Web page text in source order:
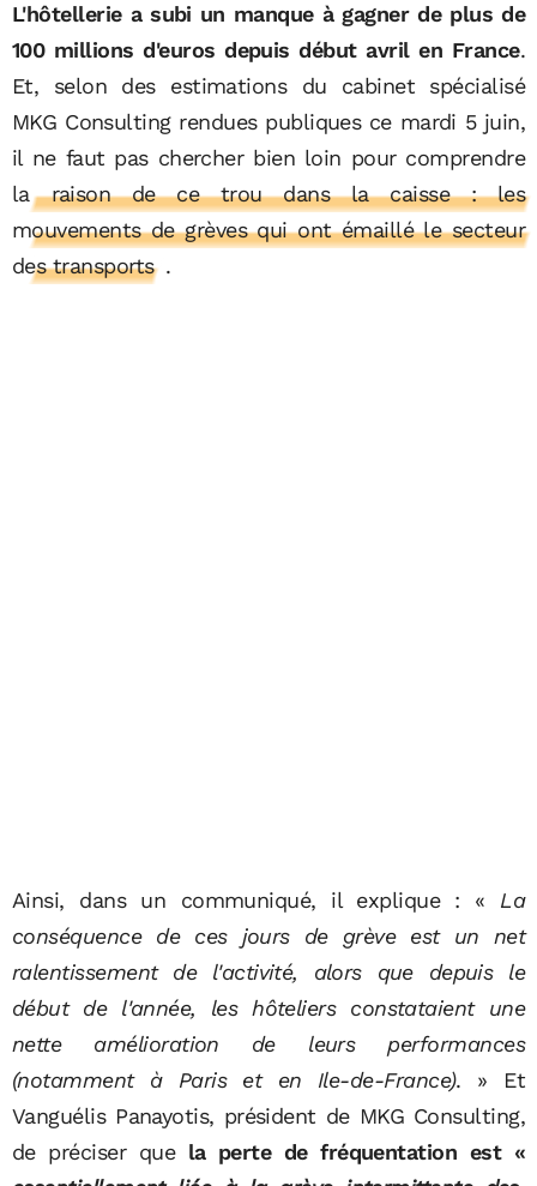
L'hôtellerie a subi un manque à gagner de plus de
100 millions d'euros depuis début avril en France.
Et, selon des estimations du cabinet spécialisé
MKG Consulting rendues publiques ce mardi 5 juin,
il ne faut pas chercher bien loin pour comprendre
la raison de ce trou dans la caisse : les
mouvements de grèves qui ont émaillé le secteur
des transports .
Ainsi, dans un communiqué, il explique : « La
conséquence de ces jours de grève est un net
ralentissement de l'activité, alors que depuis le
début de l'année, les hôteliers constataient une
nette amélioration de leurs performances
(notamment à Paris et en Ile-de-France). » Et
Vanguélis Panayotis, président de MKG Consulting,
de préciser que la perte de fréquentation est «